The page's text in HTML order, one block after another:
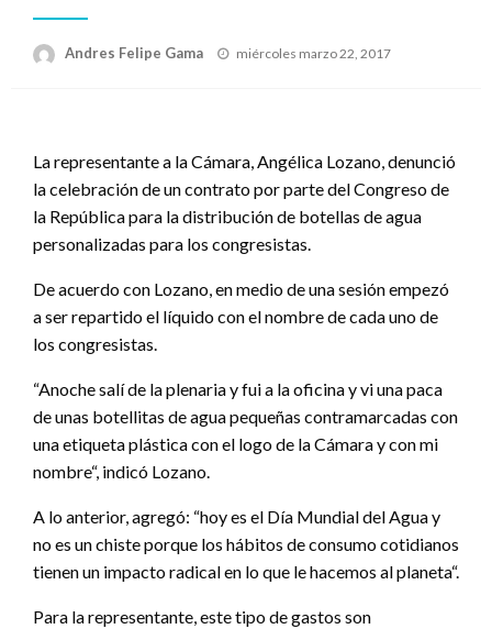
Andres Felipe Gama
Publicado
miércoles marzo 22, 2017
La representante a la Cámara, Angélica Lozano, denunció
la celebración de un contrato por parte del Congreso de
la República para la distribución de botellas de agua
personalizadas para los congresistas.
De acuerdo con Lozano, en medio de una sesión empezó
a ser repartido el líquido con el nombre de cada uno de
los congresistas.
“Anoche salí de la plenaria y fui a la oficina y vi una paca
de unas botellitas de agua pequeñas contramarcadas con
una etiqueta plástica con el logo de la Cámara y con mi
nombre“, indicó Lozano.
A lo anterior, agregó: “hoy es el Día Mundial del Agua y
no es un chiste porque los hábitos de consumo cotidianos
tienen un impacto radical en lo que le hacemos al planeta“.
Para la representante, este tipo de gastos son